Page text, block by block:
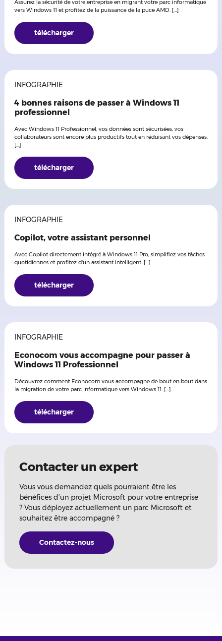
Assurez la sécurité de votre entreprise en migrant votre parc informatique
vers Windows 11 et profitez de la puissance de la puce AMD. [...]
télécharger
INFOGRAPHIE
4 bonnes raisons de passer à Windows 11
professionnel
Avec Windows 11 Professionnel, vos données sont sécurisées, vos
collaborateurs sont encore plus productifs tout en réduisant vos dépenses.
[...]
télécharger
INFOGRAPHIE
Copilot, votre assistant personnel
Avec Copilot directement intégré à Windows 11 Pro, simplifiez vos tâches
quotidiennes et profitez d'un assistant intelligent. [...]
télécharger
INFOGRAPHIE
Econocom vous accompagne pour passer à
Windows 11 Professionnel
Découvrez comment Econocom vous accompagne de bout en bout dans
la migration de votre parc informatique vers Windows 11. [...]
télécharger
Contacter un expert
Vous vous demandez quels pourraient être les
bénéfices d’un projet Microsoft pour votre entreprise
? Vous déployez actuellement un parc Microsoft et
souhaitez être accompagné ?
Contactez-nous